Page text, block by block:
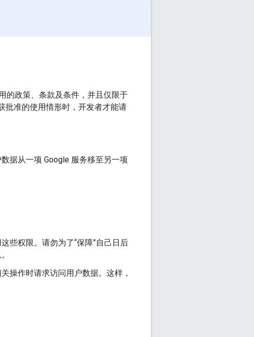
的政策、条款及条件，并且仅限于
批准的使用情形时，开发者才能请
据从一项 Google 服务移至另一项
些权限。请勿为了“保障”自己日后
操作时请求访问用户数据。这样，